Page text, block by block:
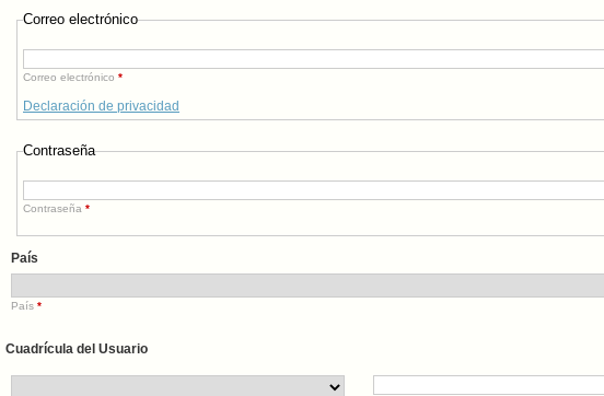
Correo electrónico
Correo electrónico *
Declaración de privacidad
Contraseña
Contraseña *
País
País *
Cuadrícula del Usuario